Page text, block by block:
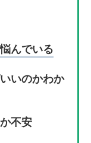
んでいる
いのかわか
不安